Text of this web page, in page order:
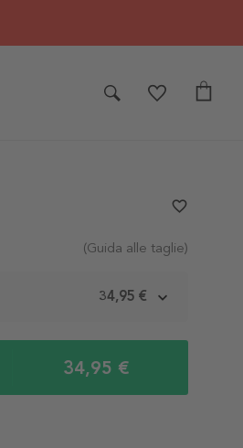
(Guida alle taglie)
34,95 €
34,95 €
favorite_border